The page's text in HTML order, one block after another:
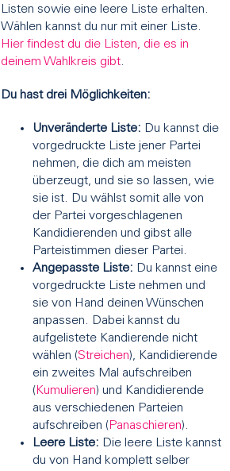
Listen sowie eine leere Liste erhalten.
Wählen kannst du nur mit einer Liste.
Hier findest du die Listen, die es in
deinem Wahlkreis gibt.
Du hast drei Möglichkeiten:
Unveränderte Liste: Du kannst die
vorgedruckte Liste jener Partei
nehmen, die dich am meisten
überzeugt, und sie so lassen, wie
sie ist. Du wählst somit alle von
der Partei vorgeschlagenen
Kandidierenden und gibst alle
Parteistimmen dieser Partei.
Angepasste Liste: Du kannst eine
vorgedruckte Liste nehmen und
sie von Hand deinen Wünschen
anpassen. Dabei kannst du
aufgelistete Kandierende nicht
wählen (Streichen), Kandidierende
ein zweites Mal aufschreiben
(Kumulieren) und Kandidierende
aus verschiedenen Parteien
aufschreiben (Panaschieren).
Leere Liste: Die leere Liste kannst
du von Hand komplett selber